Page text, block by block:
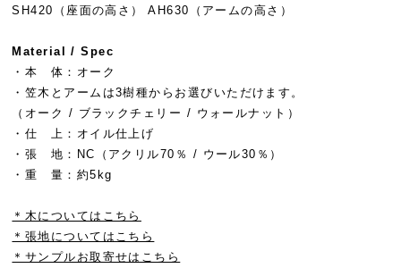
SH420（座面の高さ） AH630（アームの高さ）
Material / Spec
・本 体：オーク
・笠木とアームは3樹種からお選びいただけます。
（オーク / ブラックチェリー / ウォールナット）
・仕 上：オイル仕上げ
・張 地：NC（アクリル70％ / ウール30％）
・重 量：約5kg
＊木についてはこちら
＊張地についてはこちら
＊サンプルお取寄せはこちら